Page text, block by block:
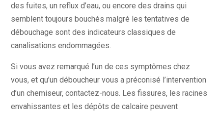
des fuites, un reflux d’eau, ou encore des drains qui
semblent toujours bouchés malgré les tentatives de
débouchage sont des indicateurs classiques de
canalisations endommagées.
Si vous avez remarqué l’un de ces symptômes chez
vous, et qu’un déboucheur vous a préconisé l’intervention
d’un chemiseur, contactez-nous. Les fissures, les racines
envahissantes et les dépôts de calcaire peuvent